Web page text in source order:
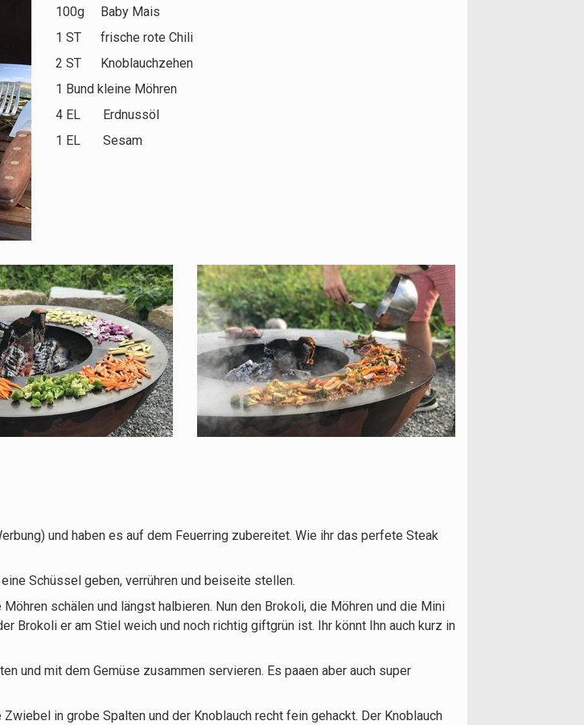
100g Baby Mais
1 ST frische rote Chili
2 ST Knoblauchzehen
1 Bund kleine Möhren
4 EL Erdnussöl
1 EL Sesam
und haben es auf dem Feuerring zubereitet. Wie ihr das perfete Steak
Schüssel geben, verrühren und beiseite stellen.
schälen und längst halbieren. Nun den Brokoli, die Möhren und die Mini
Brokoli er am Stiel weich und noch richtig giftgrün ist. Ihr könnt Ihn auch kurz in
und mit dem Gemüse zusammen servieren. Es paaen aber auch super
in grobe Spalten und der Knoblauch recht fein gehackt. Der Knoblauch